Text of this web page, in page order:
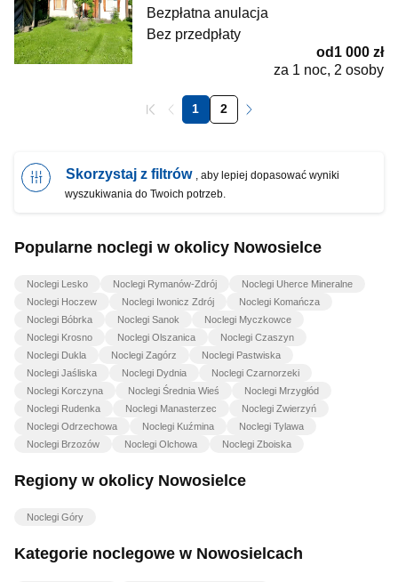
Bezpłatna anulacja
Bez przedpłaty
od 1 000 zł
za 1 noc, 2 osoby
1 2
Skorzystaj z filtrów , aby lepiej dopasować wyniki
wyszukiwania do Twoich potrzeb.
Popularne noclegi w okolicy Nowosielce
Noclegi Lesko Noclegi Rymanów-Zdrój
Noclegi Uherce Mineralne
Noclegi Hoczew
Noclegi Iwonicz Zdrój
Noclegi Komańcza
Noclegi Bóbrka
Noclegi Sanok
Noclegi Myczkowce
Noclegi Krosno
Noclegi Olszanica
Noclegi Czaszyn
Noclegi Dukla
Noclegi Zagórz
Noclegi Pastwiska
Noclegi Jaśliska
Noclegi Dydnia
Noclegi Czarnorzeki
Noclegi Korczyna
Noclegi Średnia Wieś
Noclegi Mrzygłód
Noclegi Rudenka
Noclegi Manasterzec
Noclegi Zwierzyń
Noclegi Odrzechowa
Noclegi Kuźmina
Noclegi Tylawa
Noclegi Brzozów
Noclegi Olchowa Noclegi Zboiska
Regiony w okolicy Nowosielce
Noclegi Góry
Kategorie noclegowe w Nowosielcach